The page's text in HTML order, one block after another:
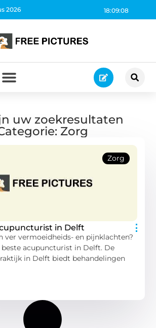
18:09:08
2026
uw zoekresultaten
Zorg
Zorg
in Delft
ver vermoeidheids- en pijnklachten?
beste acupuncturist in Delft. De
in Delft biedt behandelingen